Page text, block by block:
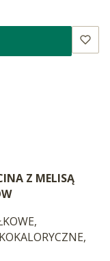
Z MELISĄ